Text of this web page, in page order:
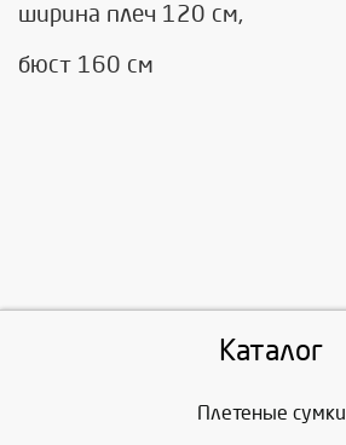
ширина плеч 120 см,
бюст 160 см
Каталог
Плетеные сумки